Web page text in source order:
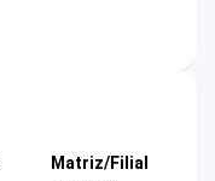
Matriz/Filial